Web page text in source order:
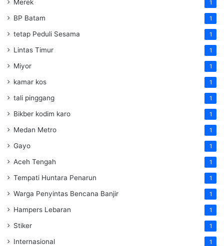
Merek 1
BP Batam 1
tetap Peduli Sesama 1
Lintas Timur 1
Miyor 1
kamar kos 1
tali pinggang 1
Bikber kodim karo 1
Medan Metro 1
Gayo 1
Aceh Tengah 1
Tempati Huntara Penarun 1
Warga Penyintas Bencana Banjir 1
Hampers Lebaran 1
Stiker 1
Internasional 1